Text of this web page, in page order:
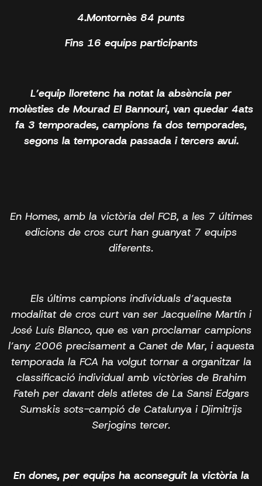
4.Montornès 84 punts
Fins 16 equips participants
L’equip lloretenc ha notat la absència per
molèsties de Mourad El Bannouri, van quedar 4ats
fa 3 temporades, campions fa dos temporades,
segons la temporada passada i tercers avui.
En Homes, amb la victòria del FCB, a les 7 últimes
edicions de cros curt han guanyat 7 equips
diferents.
Els últims campions individuals d’aquesta
modalitat de cros curt van ser Jacqueline Martín i
José Luís Blanco, que es van proclamar campions
l’any 2006 precisament a Canet de Mar, i aquesta
temporada la FCA ha volgut tornar a organitzar la
classificació individual amb victòries de Brahim
Fateh per davant dels atletes de La Sansi Edgars
Sumskis sots-campió de Catalunya i Djimitrijs
Serjogins tercer.
En dones, per equips ha aconseguit la victòria la